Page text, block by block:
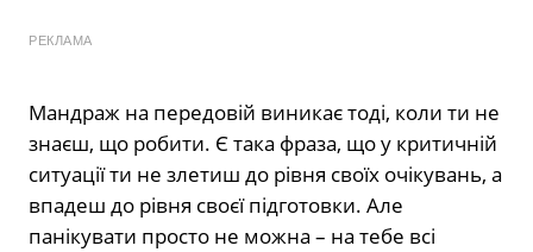
РЕКЛАМА
Мандраж на передовій виникає тоді, коли ти не
знаєш, що робити. Є така фраза, що у критичній
ситуації ти не злетиш до рівня своїх очікувань, а
впадеш до рівня своєї підготовки. Але
панікувати просто не можна – на тебе всі